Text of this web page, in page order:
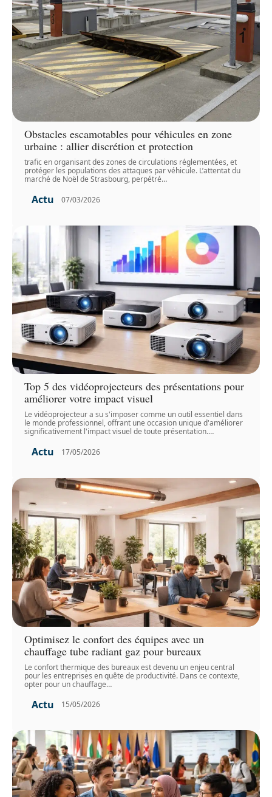
Obstacles escamotables pour véhicules en zone
urbaine : allier discrétion et protection
trafic en organisant des zones de circulations réglementées, et
protéger les populations des attaques par véhicule. L’attentat du
marché de Noël de Strasbourg, perpétré…
Actu 07/03/2026
Top 5 des vidéoprojecteurs des présentations pour
améliorer votre impact visuel
Le vidéoprojecteur a su s'imposer comme un outil essentiel dans
le monde professionnel, offrant une occasion unique d'améliorer
significativement l'impact visuel de toute présentation.…
Actu 17/05/2026
Optimisez le confort des équipes avec un
chauffage tube radiant gaz pour bureaux
Le confort thermique des bureaux est devenu un enjeu central
pour les entreprises en quête de productivité. Dans ce contexte,
opter pour un chauffage…
Actu 15/05/2026